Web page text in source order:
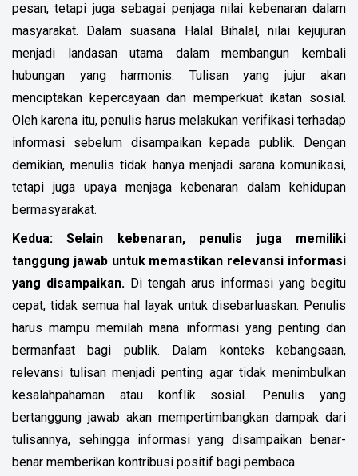
pesan, tetapi juga sebagai penjaga nilai kebenaran dalam
masyarakat. Dalam suasana Halal Bihalal, nilai kejujuran
menjadi landasan utama dalam membangun kembali
hubungan yang harmonis. Tulisan yang jujur akan
menciptakan kepercayaan dan memperkuat ikatan sosial.
Oleh karena itu, penulis harus melakukan verifikasi terhadap
informasi sebelum disampaikan kepada publik. Dengan
demikian, menulis tidak hanya menjadi sarana komunikasi,
tetapi juga upaya menjaga kebenaran dalam kehidupan
bermasyarakat.
Kedua:Selain kebenaran, penulis juga memiliki
tanggung jawab untuk memastikan relevansi informasi
yang disampaikan. Di tengah arus informasi yang begitu
cepat, tidak semua hal layak untuk disebarluaskan. Penulis
harus mampu memilah mana informasi yang penting dan
bermanfaat bagi publik. Dalam konteks kebangsaan,
relevansi tulisan menjadi penting agar tidak menimbulkan
kesalahpahaman atau konflik sosial. Penulis yang
bertanggung jawab akan mempertimbangkan dampak dari
tulisannya, sehingga informasi yang disampaikan benar-
benar memberikan kontribusi positif bagi pembaca.